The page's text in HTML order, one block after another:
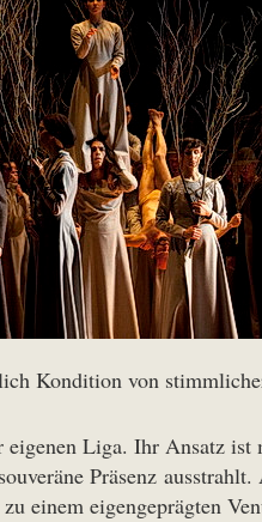
Kondition von
Liga. Ihr Ansatz
Präsenz
einem eigengeprägten